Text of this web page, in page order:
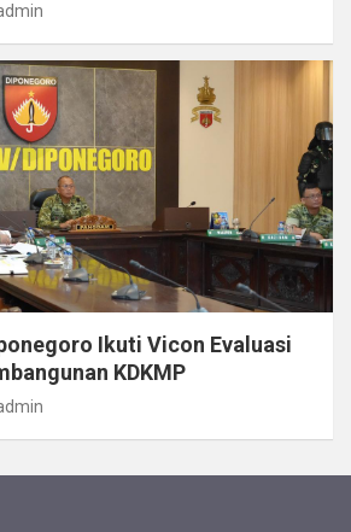
Ikuti Vicon Evaluasi
KDKMP